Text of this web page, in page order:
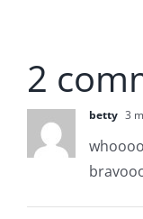
2
betty 3